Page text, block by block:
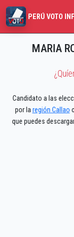
PERÚ VOTO
MARIA
Candidato a las
por laregión Callao
que puedes